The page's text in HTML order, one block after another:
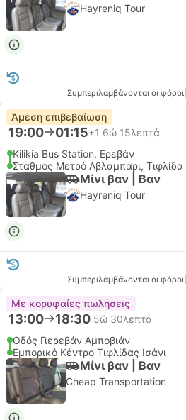
Hayreniq Tour
Συμπεριλαμβάνονται οι φόροι
Άμεση επιβεβαίωση
19:00 01:15+1 6ώ 15λεπτά
Kilikia Bus Station, Ερεβάν
Σταθμός Μετρό Αβλαμπάρι, Τιφλίδα
Μίνι βαν | Βαν
Hayreniq Tour
Συμπεριλαμβάνονται οι φόροι
Με κορυφαίες πωλήσεις
13:00 18:30 5ώ 30λεπτά
Οδός Γιερεβάν Αμποβιάν
Εμπορικό Κέντρο Τιφλίδας Ισάνι
Μίνι βαν | Βαν
Cheap Transportation